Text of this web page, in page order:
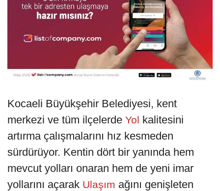
Kocaeli Büyükşehir Belediyesi, kent
merkezi ve tüm ilçelerde Yol kalitesini
artırma çalışmalarını hız kesmeden
sürdürüyor. Kentin dört bir yanında hem
mevcut yolları onaran hem de yeni imar
yollarını açarak Ulaşım ağını genişleten